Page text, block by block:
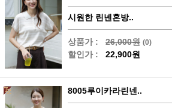
시원한 린넨혼방..
상품가 : 26,000원 (0)
할인가 : 22,900원
8005루이카라린넨..